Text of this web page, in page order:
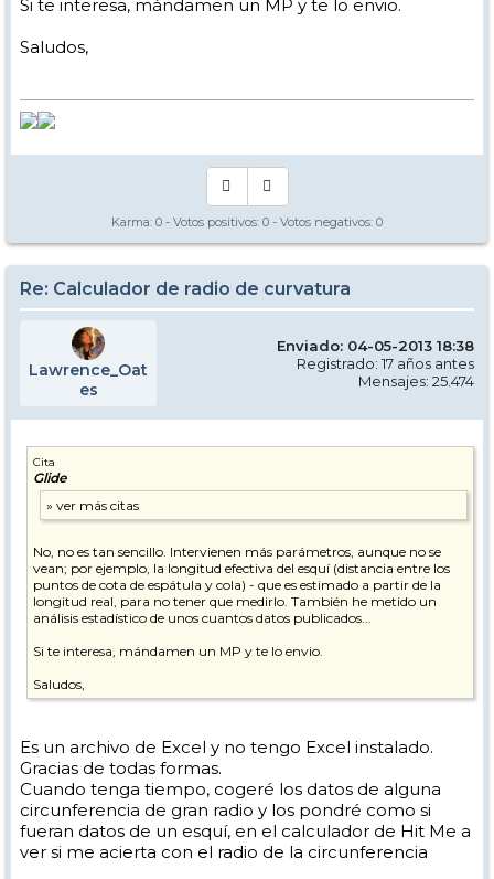
Si te interesa, mándamen un MP y te lo envio.
Saludos,
Karma: 0 - Votos positivos: 0 - Votos negativos: 0
Re: Calculador de radio de curvatura
Lawrence_Oat
es
Enviado: 04-05-2013 18:38
Registrado: 17 años antes
Mensajes: 25.474
Cita
Glide
No, no es tan sencillo. Intervienen más parámetros, aunque no se
vean; por ejemplo, la longitud efectiva del esquí (distancia entre los
puntos de cota de espátula y cola) - que es estimado a partir de la
longitud real, para no tener que medirlo. También he metido un
análisis estadístico de unos cuantos datos publicados...
Si te interesa, mándamen un MP y te lo envio.
Saludos,
Es un archivo de Excel y no tengo Excel instalado.
Gracias de todas formas.
Cuando tenga tiempo, cogeré los datos de alguna
circunferencia de gran radio y los pondré como si
fueran datos de un esquí, en el calculador de Hit Me a
ver si me acierta con el radio de la circunferencia